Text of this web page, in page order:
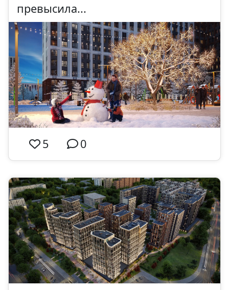
превысила...
5 0